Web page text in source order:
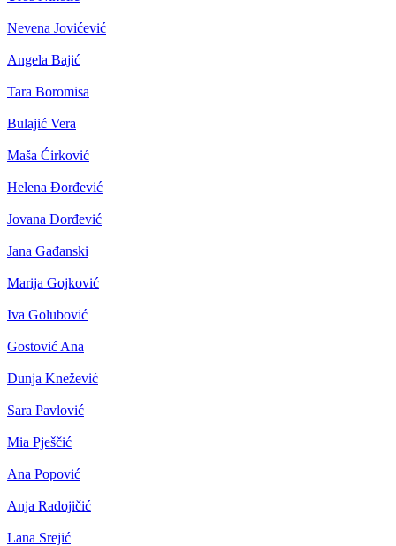
Nevena Jovićević
Angela Bajić
Tara Boromisa
Bulajić Vera
Maša Ćirković
Helena Đorđević
Jovana Đorđević
Jana Gađanski
Marija Gojković
Iva Golubović
Gostović Ana
Dunja Knežević
Sara Pavlović
Mia Pješčić
Ana Popović
Anja Radojičić
Lana Srejić